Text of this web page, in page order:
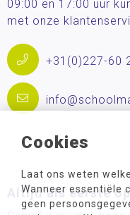
Cookies
Laat ons weten
Wanneer essentiële
geen
09:00 en 17:00 uur
met onze
+31(0)227-60
Altijd als eerste